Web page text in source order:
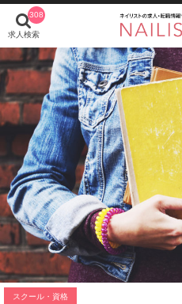
308
求人検索
スクール・資格